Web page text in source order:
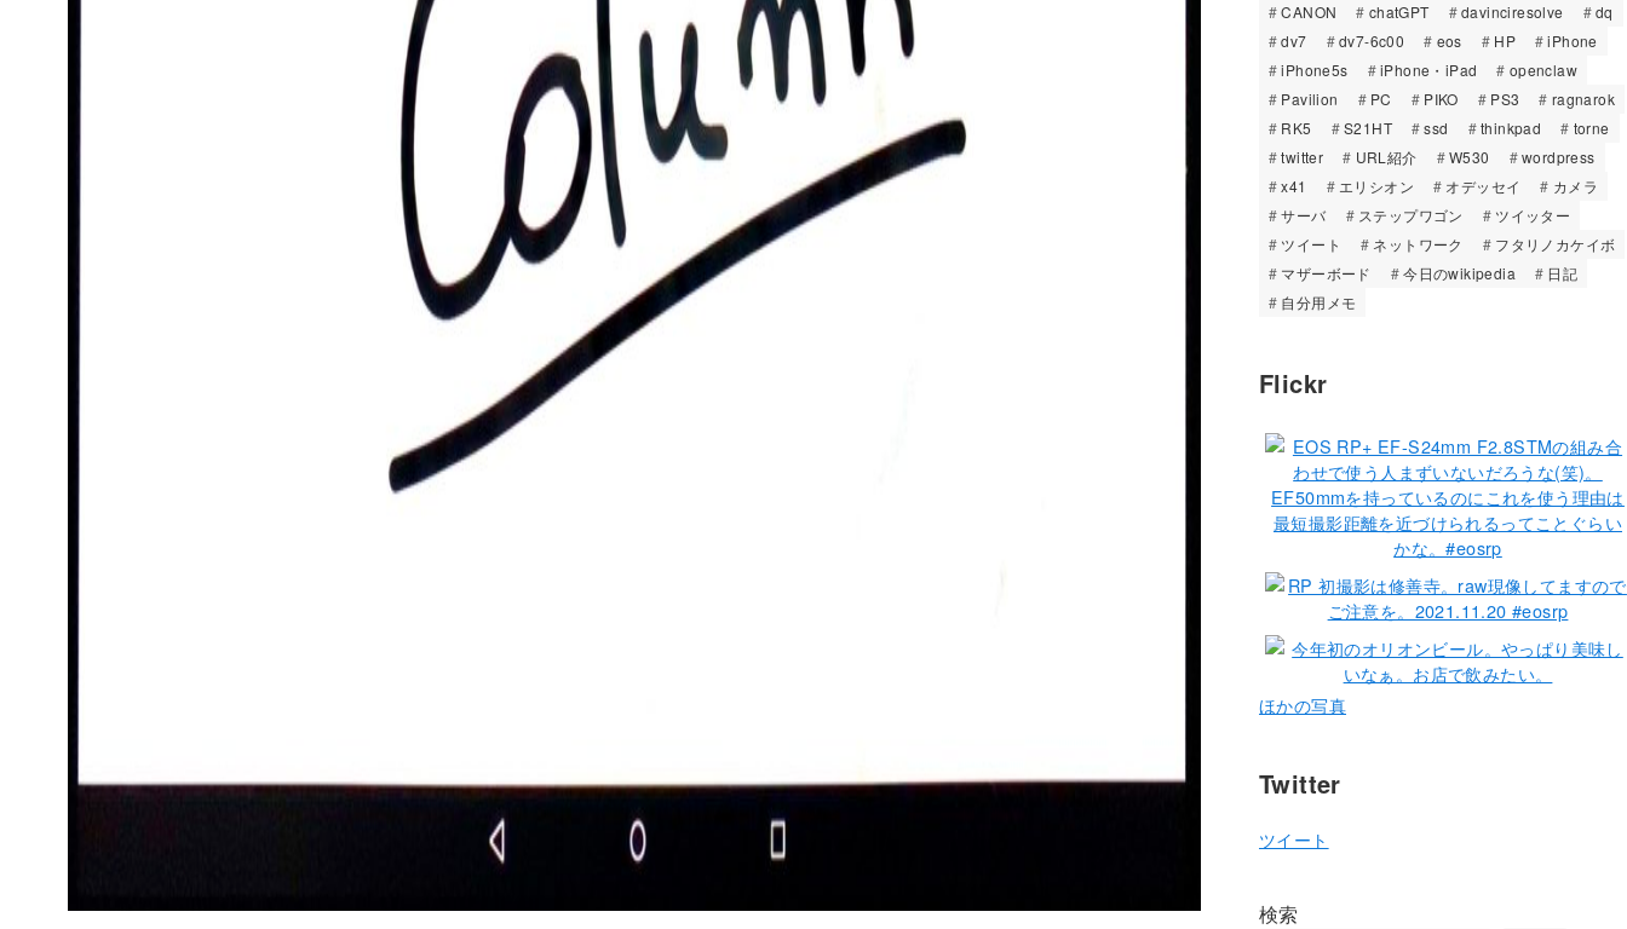
CANON
chatGPT davinciresolve
dq
dv7
dv7-6c00 eos HP
iPhone
iPhone5s
iPhone・iPad
openclaw
Pavilion
PC PIKO PS3
ragnarok
RK5
S21HT ssd thinkpad
torne
twitter
URL紹介 W530
wordpress
x41
エリシオン オデッセイ
カメラ
サーバ
ステップワゴン
ツイッター
ツイート
ネットワーク
フタリノカケイボ
マザーボード
今日のwikipedia
日記
自分用メモ
Flickr
ほかの写真
Twitter
ツイート
検索